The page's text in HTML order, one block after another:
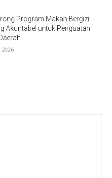
Program Makan Bergizi
Akuntabel untuk Penguatan
2026